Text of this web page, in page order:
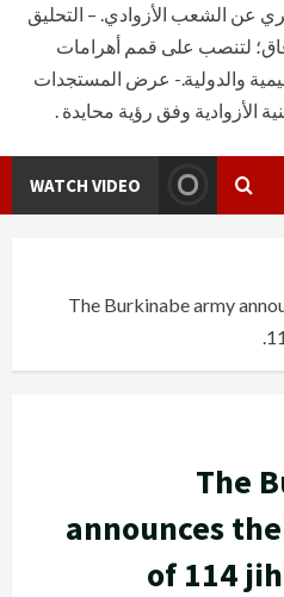
عن الشعب الأزوادي. – التحليق
لتنصب على قمم أهرامات
والدولية.- عرض المستجدات
الأزوادية وفق رؤية محايدة .
WATCH VIDEO
The Burkinabe army
The
announces
of 114